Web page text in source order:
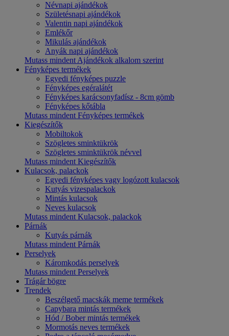
Névnapi ajándékok
Születésnapi ajándékok
Valentin napi ajándékok
Emlékőr
Mikulás ajándékok
Anyák napi ajándékok
Mutass mindent Ajándékok alkalom szerint
Fényképes termékek
Egyedi fényképes puzzle
Fényképes egéralátét
Fényképes karácsonyfadísz - 8cm gömb
Fényképes kőtábla
Mutass mindent Fényképes termékek
Kiegészítők
Mobiltokok
Szögletes sminktükrök
Szögletes sminktükrök névvel
Mutass mindent Kiegészítők
Kulacsok, palackok
Egyedi fényképes vagy logózott kulacsok
Kutyás vizespalackok
Mintás kulacsok
Neves kulacsok
Mutass mindent Kulacsok, palackok
Párnák
Kutyás párnák
Mutass mindent Párnák
Perselyek
Káromkodás perselyek
Mutass mindent Perselyek
Trágár bögre
Trendek
Beszélgető macskák meme termékek
Capybara mintás termékek
Hód / Bober mintás termékek
Mormotás neves termékek